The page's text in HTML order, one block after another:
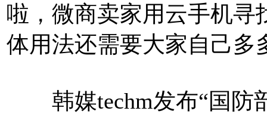
啦，微商卖家用云手机寻
体用法还需要大家自己多
韩媒techm发布“国防